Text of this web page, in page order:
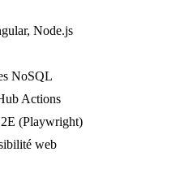
Node.js
NoSQL
Actions
(Playwright)
web